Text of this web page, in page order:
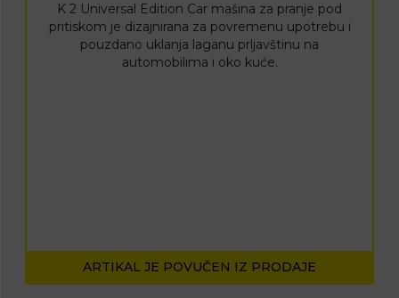
K 2 Universal Edition Car mašina za pranje pod
pritiskom je dizajnirana za povremenu upotrebu i
pouzdano uklanja laganu prljavštinu na
automobilima i oko kuće.
ARTIKAL JE POVUČEN IZ PRODAJE